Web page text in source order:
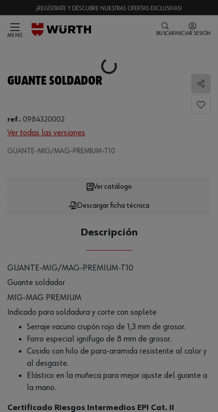
¡REGÍSTRATE Y DESCUBRE NUESTRAS OFERTAS EXCLUSIVAS!
MENÚ BUSCAR INICIAR SESIÓN
Loading...
GUANTE SOLDADOR
ref.: 0984320002
Ver todas las versiones
GUANTE-MIG/MAG-PREMIUM-T10
Loading...
Descargar ficha técnica
Ver catálogo
Descripción
GUANTE-MIG/MAG-PREMIUM-T10
Guante soldador
MIG-MAG PREMIUM
Indicado para soldadura y corte con soplete
Serraje vacuno crupón rojo de 1,3 mm de grosor.
Forro especial ignífugo de 8 mm de grosor.
Cosido con hilo de para-aramida resistente al calor y
al desgaste.
Elástico en la muñeca para mejor ajuste del guante a
la mano.
Certificado Riesgos Intermedios EPI Cat. II